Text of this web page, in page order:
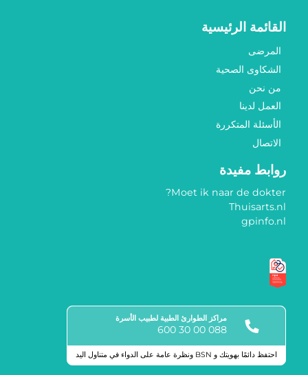
القائمة الرئيسية
المرضى
الشكاوى الصحية
من نحن
العمل لدينا
الأسئلة المتكررة
الاتصال
روابط مفيدة
Moet ik naar de dokter?
Thuisarts.nl
gpinfo.nl
مراكز الطوارئ الطبية لطبيب الأسرة
088 00 30 600
احتفظ دائمًا بهويتك و BSN ونظرة عامة على الدواء في متناول اليد